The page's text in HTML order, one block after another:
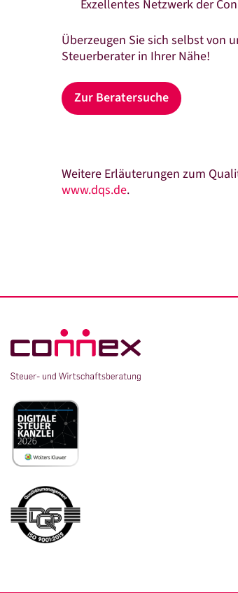
Exzellentes Netzwerk der
Überzeugen Sie sich selbst von
Steuerberater in Ihrer Nähe!
Zur Beratersuche
Weitere Erläuterungen zum
www.dqs.de.